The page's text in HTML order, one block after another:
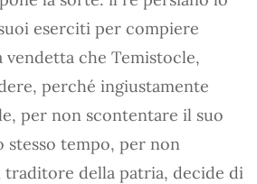
eserciti per compiere
che Temistocle,
perché ingiustamente
per non scontentare il suo
stesso tempo, per non
traditore della patria, decide di